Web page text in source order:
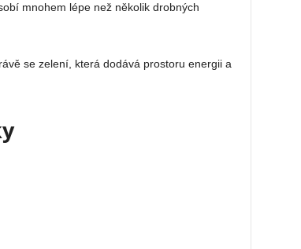
mnohem lépe než několik drobných
se zelení, která dodává prostoru energii a